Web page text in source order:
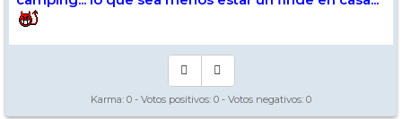
Karma: 0 - Votos positivos: 0 - Votos negativos: 0